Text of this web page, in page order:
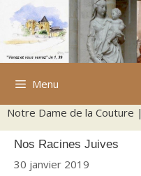
Aller
contenu
Menu
Notre Dame de la Couture |
Nos Racines Juives
30 janvier 2019